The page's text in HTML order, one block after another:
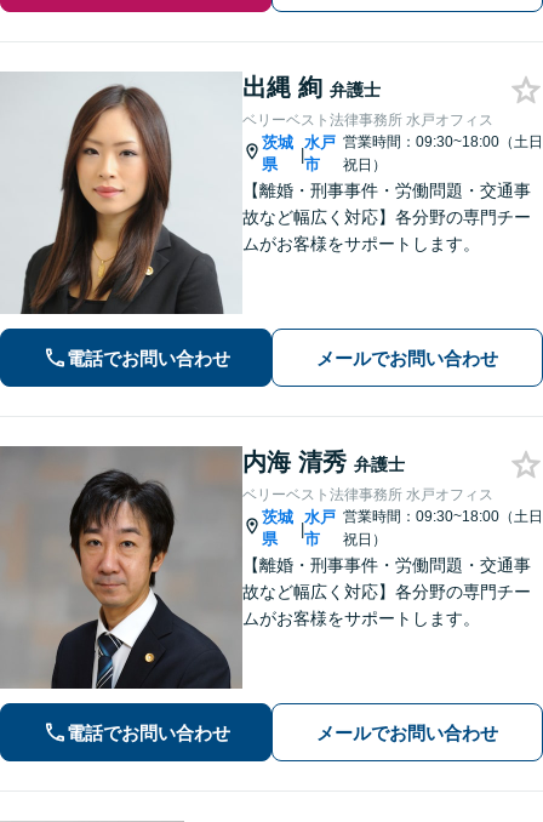
出縄 絢 弁護士
ベリーベスト法律事務所 水戸オフィス
茨城
県
|
水戸
市
営業時間：09:30~18:00（土日
祝日）
【離婚・刑事事件・労働問題・交通事
故など幅広く対応】各分野の専門チー
ムがお客様をサポートします。
電話でお問い合わせ メールでお問い合わせ
内海 清秀 弁護士
ベリーベスト法律事務所 水戸オフィス
茨城
県
|
水戸
市
営業時間：09:30~18:00（土日
祝日）
【離婚・刑事事件・労働問題・交通事
故など幅広く対応】各分野の専門チー
ムがお客様をサポートします。
電話でお問い合わせ メールでお問い合わせ